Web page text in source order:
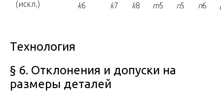
(искл.) k6 k7 k8 m5 n5 n6
Технология
§ 6. Отклонения и допуски на
размеры деталей